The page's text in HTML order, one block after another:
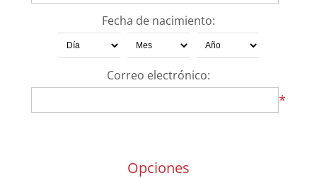
Fecha de nacimiento:
Correo electrónico:
*
Opciones